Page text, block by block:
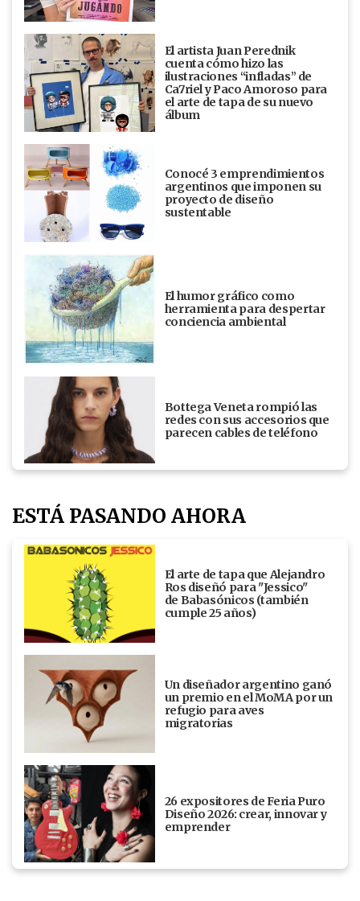
El artista Juan Perednik
cuenta cómo hizo las
ilustraciones “infladas” de
Ca7riel y Paco Amoroso para
el arte de tapa de su nuevo
álbum
Conocé 3 emprendimientos
argentinos que imponen su
proyecto de diseño
sustentable
El humor gráfico como
herramienta para despertar
conciencia ambiental
Bottega Veneta rompió las
redes con sus accesorios que
parecen cables de teléfono
ESTÁ PASANDO AHORA
El arte de tapa que Alejandro
Ros diseñó para "Jessico"
de Babasónicos (también
cumple 25 años)
Un diseñador argentino ganó
un premio en el MoMA por un
refugio para aves
migratorias
26 expositores de Feria Puro
Diseño 2026: crear, innovar y
emprender